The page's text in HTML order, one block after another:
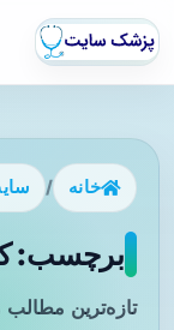
خانه /
برچسب:
تازه‌ترین